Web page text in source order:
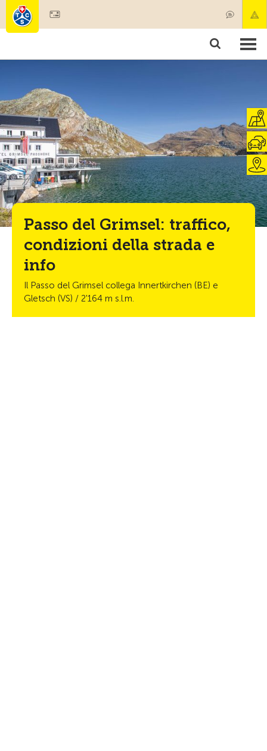
Societariato & prestazioni
Passo del Grimsel: traffico,
condizioni della strada e
info
Il Passo del Grimsel collega Innertkirchen (BE) e
Gletsch (VS) / 2'164 m s.l.m.